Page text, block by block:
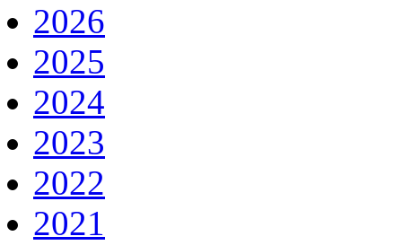
2026
2025
2024
2023
2022
2021